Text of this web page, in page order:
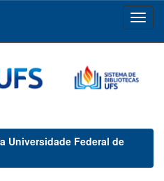
Universidade Federal de